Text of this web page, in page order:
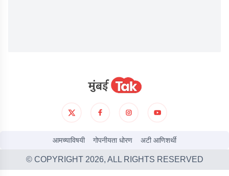
आमच्याविषयी गोपनीयता धोरण अटी आणिशर्थी
© COPYRIGHT 2026, ALL RIGHTS RESERVED